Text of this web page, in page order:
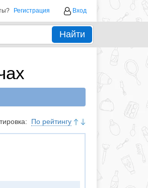
Регистрация Вход
Найти
По рейтингу